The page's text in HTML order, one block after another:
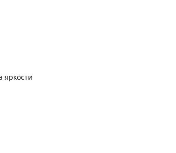
яркости